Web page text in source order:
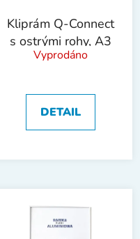
Kliprám Q-Connect
s ostrými rohy, A3
Vyprodáno
DETAIL